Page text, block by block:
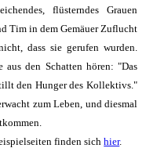
flüsterndes Grauen
Tim in dem Gemäuer Zuflucht
dass sie gerufen wurden.
aus den Schatten hören: "Das
den Hunger des Kollektivs."
zum Leben, und diesmal
finden sichhier.